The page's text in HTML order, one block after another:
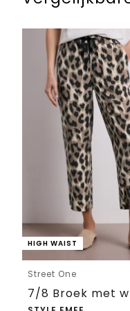
HIGH WAIST
Street One